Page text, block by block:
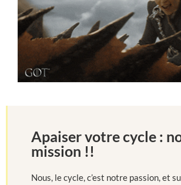
Apaiser votre cycle :
mission !!
Nous, le cycle, c’est notre passion, et